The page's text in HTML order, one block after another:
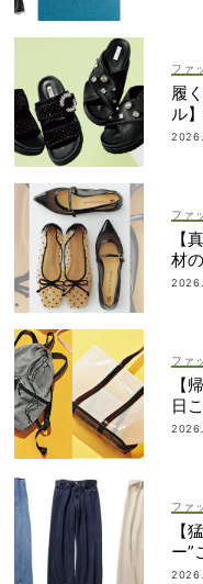
ファ
履
ル
果大
ファ
【
材
ファ
【
日
ー
ファ
【
ー”
イ